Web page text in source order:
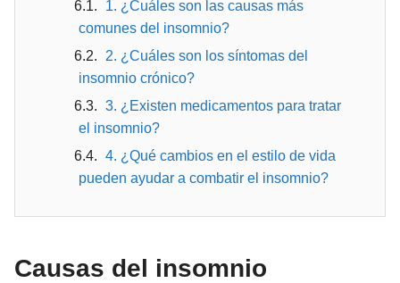
1. ¿Cuáles son las causas más
comunes del insomnio?
2. ¿Cuáles son los síntomas del
insomnio crónico?
3. ¿Existen medicamentos para tratar
el insomnio?
4. ¿Qué cambios en el estilo de vida
pueden ayudar a combatir el insomnio?
Causas del insomnio